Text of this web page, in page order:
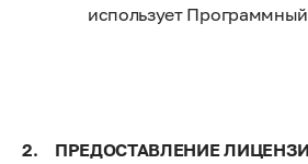
использует
ПРЕДОСТАВЛЕНИЕ